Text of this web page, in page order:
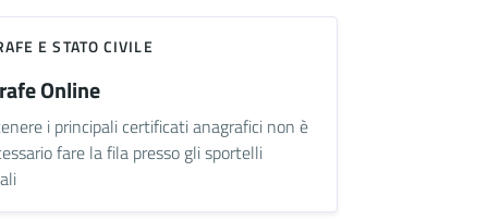
E STATO CIVILE
Online
i principali certificati anagrafici non è
fare la fila presso gli sportelli